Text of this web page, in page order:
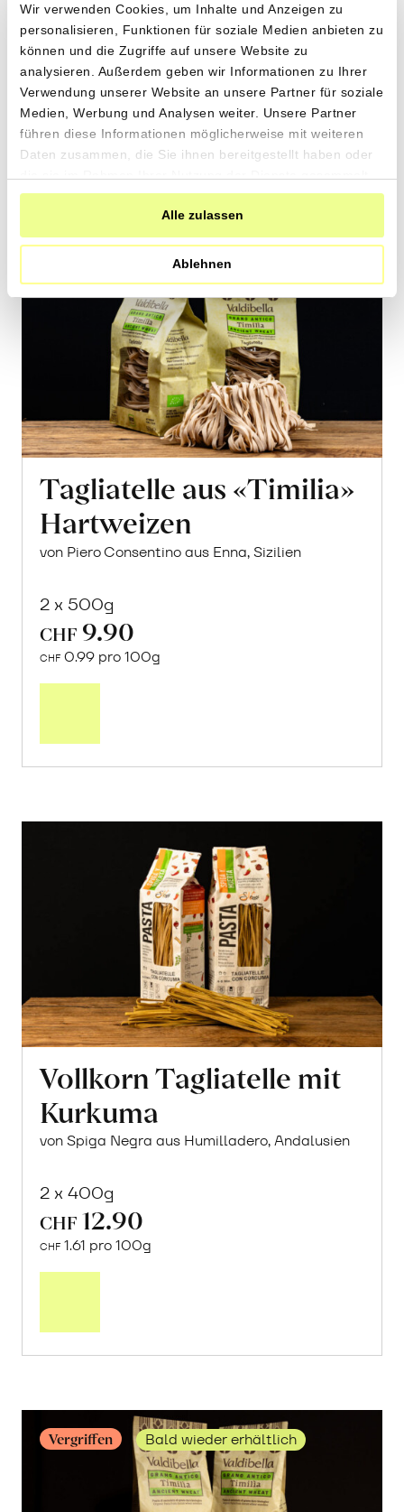
Wir verwenden Cookies, um Inhalte und Anzeigen zu
personalisieren, Funktionen für soziale Medien anbieten zu
können und die Zugriffe auf unsere Website zu
analysieren. Außerdem geben wir Informationen zu Ihrer
Verwendung unserer Website an unsere Partner für soziale
Medien, Werbung und Analysen weiter. Unsere Partner
führen diese Informationen möglicherweise mit weiteren
Daten zusammen, die Sie ihnen bereitgestellt haben oder
haben.
Alle zulassen
Ablehnen
2 x 500g
CHF7.90
CHF0.79 pro 100g
In
den
Warenkorb
Tagliatelle aus «Timilia»
Hartweizen
von Piero Consentino aus Enna, Sizilien
2 x 500g
CHF 9.90
CHF 0.99 pro 100g
Vollkorn Tagliatelle mit
Kurkuma
von Spiga Negra aus Humilladero, Andalusien
2 x 400g
CHF 12.90
CHF 1.61 pro 100g
Vergriffen Bald wieder erhältlich